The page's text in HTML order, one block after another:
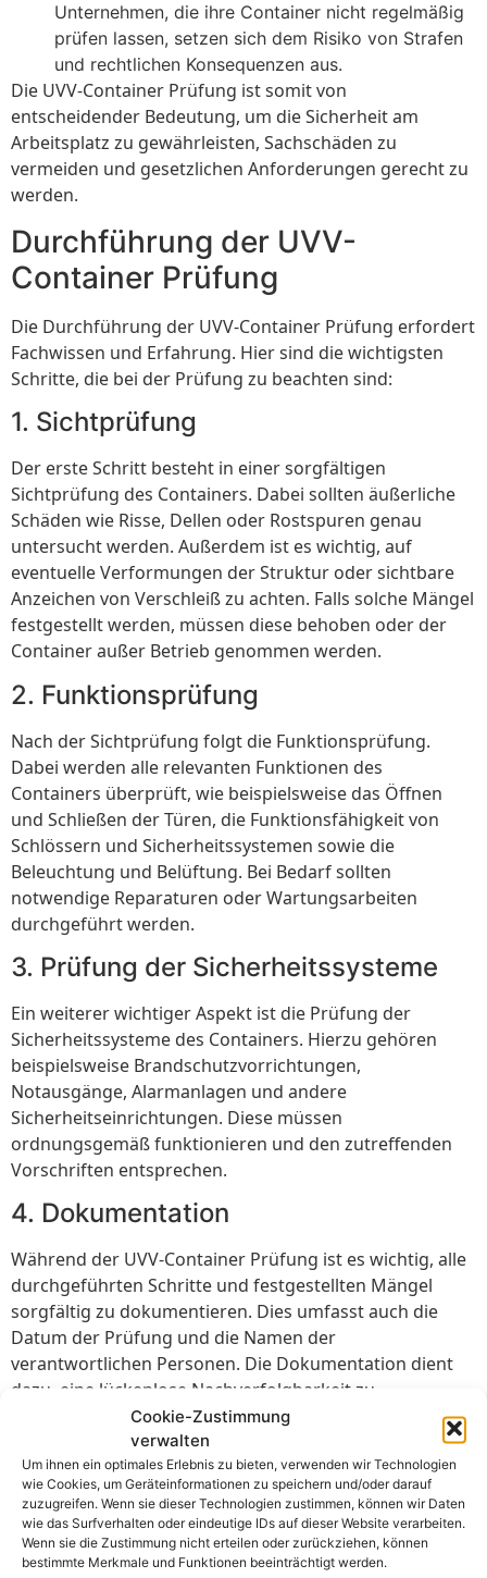
Cookie-Zustimmung
verwalten
Um ihnen ein optimales Erlebnis zu bieten, verwenden wir Technologien
wie Cookies, um Geräteinformationen zu speichern und/oder darauf
zuzugreifen. Wenn sie dieser Technologien zustimmen, können wir Daten
wie das Surfverhalten oder eindeutige IDs auf dieser Website verarbeiten.
Wenn sie die Zustimmung nicht erteilen oder zurückziehen, können
bestimmte Merkmale und Funktionen beeinträchtigt werden.
Unternehmen, die ihre Container nicht regelmäßig
prüfen lassen, setzen sich dem Risiko von Strafen
und rechtlichen Konsequenzen aus.
Die UVV-Container Prüfung ist somit von
entscheidender Bedeutung, um die Sicherheit am
Arbeitsplatz zu gewährleisten, Sachschäden zu
vermeiden und gesetzlichen Anforderungen gerecht zu
werden.
Durchführung der UVV-
Container Prüfung
Die Durchführung der UVV-Container Prüfung erfordert
Fachwissen und Erfahrung. Hier sind die wichtigsten
Schritte, die bei der Prüfung zu beachten sind:
1. Sichtprüfung
Der erste Schritt besteht in einer sorgfältigen
Sichtprüfung des Containers. Dabei sollten äußerliche
Schäden wie Risse, Dellen oder Rostspuren genau
untersucht werden. Außerdem ist es wichtig, auf
eventuelle Verformungen der Struktur oder sichtbare
Anzeichen von Verschleiß zu achten. Falls solche Mängel
festgestellt werden, müssen diese behoben oder der
Container außer Betrieb genommen werden.
2. Funktionsprüfung
Nach der Sichtprüfung folgt die Funktionsprüfung.
Dabei werden alle relevanten Funktionen des
Containers überprüft, wie beispielsweise das Öffnen
und Schließen der Türen, die Funktionsfähigkeit von
Schlössern und Sicherheitssystemen sowie die
Beleuchtung und Belüftung. Bei Bedarf sollten
notwendige Reparaturen oder Wartungsarbeiten
durchgeführt werden.
3. Prüfung der Sicherheitssysteme
Ein weiterer wichtiger Aspekt ist die Prüfung der
Sicherheitssysteme des Containers. Hierzu gehören
beispielsweise Brandschutzvorrichtungen,
Notausgänge, Alarmanlagen und andere
Sicherheitseinrichtungen. Diese müssen
ordnungsgemäß funktionieren und den zutreffenden
Vorschriften entsprechen.
4. Dokumentation
Während der UVV-Container Prüfung ist es wichtig, alle
durchgeführten Schritte und festgestellten Mängel
sorgfältig zu dokumentieren. Dies umfasst auch die
Datum der Prüfung und die Namen der
verantwortlichen Personen. Die Dokumentation dient
dazu, eine lückenlose Nachverfolgbarkeit zu
gewährleisten und als Nachweis der durchgeführten
Prüfungen zu dienen.
Vorteile der UVV-Container
Prüfung